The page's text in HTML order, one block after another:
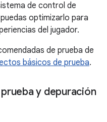
de control de
optimizarlo para
del jugador.
de prueba de
básicos de prueba.
y depuración